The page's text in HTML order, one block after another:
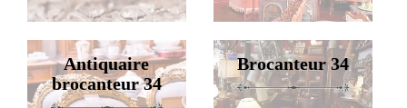
Antiquaire
brocanteur 34
Brocanteur 34